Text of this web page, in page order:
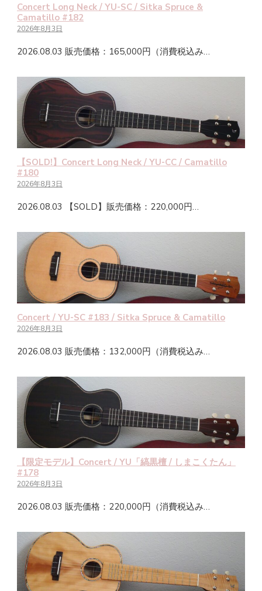
Concert Long Neck / YU-SC / Sitka Spruce &
Camatillo #182
2026年8月3日
2026.08.03 販売価格：165,000円（消費税込み…
【SOLD!】Concert Long Neck / YU-CC / Camatillo
#180
2026年8月3日
2026.08.03 【SOLD】販売価格：220,000円…
Concert / YU-SC #183 / Sitka Spruce & Camatillo
2026年8月3日
2026.08.03 販売価格：132,000円（消費税込み…
【限定モデル】Concert / YU「縞黒檀 / しまこくたん」
#178
2026年8月3日
2026.08.03 販売価格：220,000円（消費税込み…